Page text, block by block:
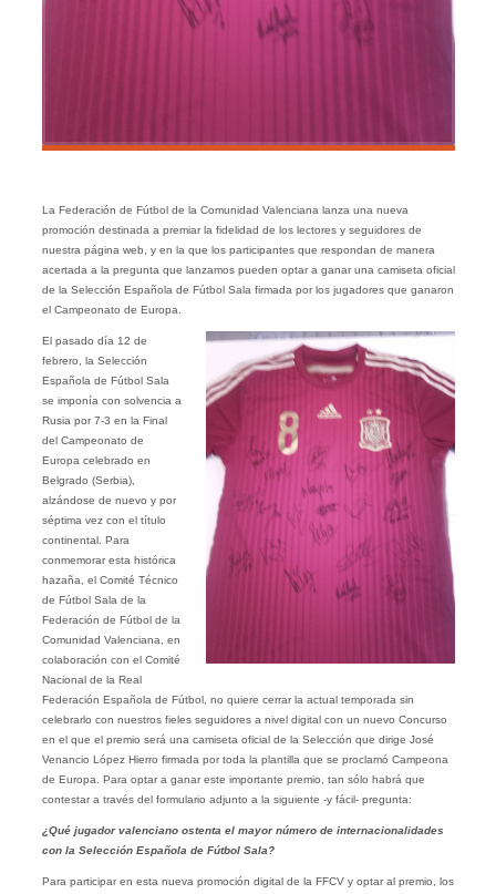
La Federación de Fútbol de la Comunidad Valenciana lanza una nueva
promoción destinada a premiar la fidelidad de los lectores y seguidores de
nuestra página web, y en la que los participantes que respondan de manera
acertada a la pregunta que lanzamos pueden optar a ganar una camiseta oficial
de la Selección Española de Fútbol Sala firmada por los jugadores que ganaron
el Campeonato de Europa.
El pasado día 12 de
febrero, la Selección
Española de Fútbol Sala
se imponía con solvencia a
Rusia por 7-3 en la Final
del Campeonato de
Europa celebrado en
Belgrado (Serbia),
alzándose de nuevo y por
séptima vez con el título
continental. Para
conmemorar esta histórica
hazaña, el Comité Técnico
de Fútbol Sala de la
Federación de Fútbol de la
Comunidad Valenciana, en
colaboración con el Comité
Nacional de la Real
Federación Española de Fútbol, no quiere cerrar la actual temporada sin
celebrarlo con nuestros fieles seguidores a nivel digital con un nuevo Concurso
en el que el premio será una camiseta oficial de la Selección que dirige José
Venancio López Hierro firmada por toda la plantilla que se proclamó Campeona
de Europa. Para optar a ganar este importante premio, tan sólo habrá que
contestar a través del formulario adjunto a la siguiente -y fácil- pregunta:
¿Qué jugador valenciano ostenta el mayor número de internacionalidades
con la Selección Española de Fútbol Sala?
Para participar en esta nueva promoción digital de la FFCV y optar al premio, los